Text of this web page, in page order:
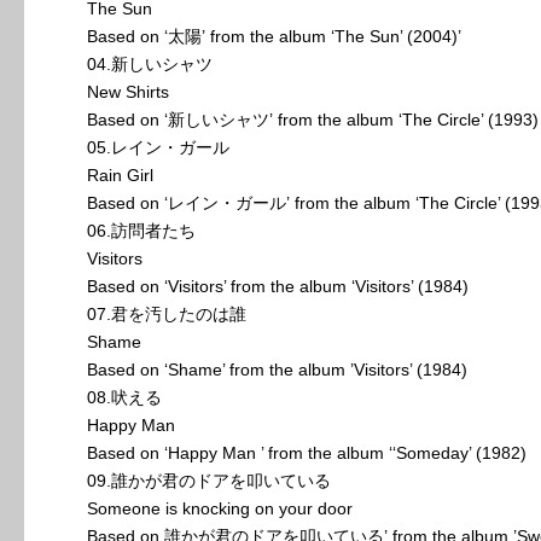
The Sun
Based on ‘太陽’ from the album ‘The Sun’ (2004)’
04.新しいシャツ
New Shirts
Based on ‘新しいシャツ’ from the album ‘The Circle’ (1993)
05.レイン・ガール
Rain Girl
Based on ‘レイン・ガール’ from the album ‘The Circle’
06.訪問者たち
Visitors
Based on ‘Visitors’ from the album ‘Visitors’ (1984)
07.君を汚したのは誰
Shame
Based on ‘Shame’ from the album ’Visitors’ (1984)
08.吠える
Happy Man
Based on ‘Happy Man ’ from the album ‘‘Someday’ (1982)
09.誰かが君のドアを叩いている
Someone is knocking on your door
Based on 誰かが君のドアを叩いている’ from the album